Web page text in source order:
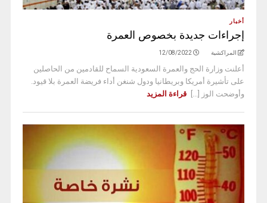
أخبار
إجراءات جديدة بخصوص العمرة
المراكشية 12/08/2022
أعلنت وزارة الحج والعمرة السعودية السماح للقادمين من الحاصلين
على تأشيرة أمريكا وبريطانيا ودول شنغن أداء فريضة العمرة بلا قيود.
وأوضحت الوز [...]
قراءة المزيد